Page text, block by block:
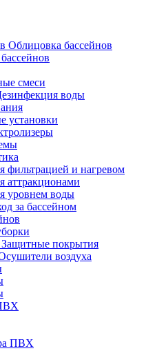
Облицовка бассейнов
смеси
воды
установки
фильтрацией и нагревом
аттракционами
уровнем воды
за бассейном
Защитные покрытия
воздуха
ПВХ